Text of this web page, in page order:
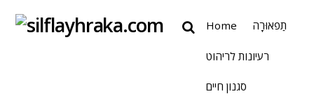
Home תַפאוּרָה
רעיונות לריהוט
סגנון חיים